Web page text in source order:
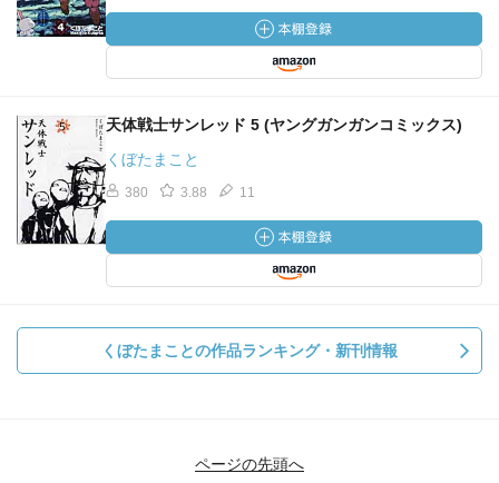
天体戦士サンレッド 5 (ヤングガンガンコミックス)
くぼたまこと
380 3.88 11
くぼたまことの作品ランキング・新刊情報
ページの先頭へ